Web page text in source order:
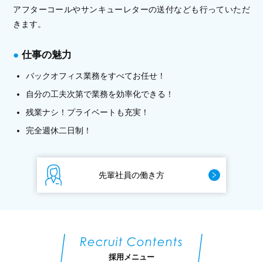
アフターコールやサンキューレターの送付なども行っていただ
きます。
仕事の魅力
バックオフィス業務をすべてお任せ！
自分の工夫次第で業務を効率化できる！
残業ナシ！プライベートも充実！
完全週休二日制！
先輩社員の働き方
Recruit Contents
採用メニュー